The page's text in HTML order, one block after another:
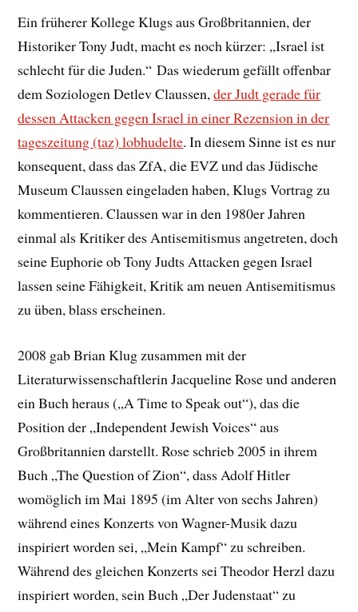
Ein früherer Kollege Klugs aus Großbritannien, der
Historiker Tony Judt, macht es noch kürzer: „Israel ist
schlecht für die Juden.“ Das wiederum gefällt offenbar
dem Soziologen Detlev Claussen,der Judt gerade für
dessen Attacken gegen Israel in einer Rezension in der
tageszeitung (taz) lobhudelte. In diesem Sinne ist es nur
konsequent, dass das ZfA, die EVZ und das Jüdische
Museum Claussen eingeladen haben, Klugs Vortrag zu
kommentieren. Claussen war in den 1980er Jahren
einmal als Kritiker des Antisemitismus angetreten, doch
seine Euphorie ob Tony Judts Attacken gegen Israel
lassen seine Fähigkeit, Kritik am neuen Antisemitismus
zu üben, blass erscheinen.
2008 gab Brian Klug zusammen mit der
Literaturwissenschaftlerin Jacqueline Rose und anderen
ein Buch heraus („A Time to Speak out“), das die
Position der „Independent Jewish Voices“ aus
Großbritannien darstellt. Rose schrieb 2005 in ihrem
Buch „The Question of Zion“, dass Adolf Hitler
womöglich im Mai 1895 (im Alter von sechs Jahren)
während eines Konzerts von Wagner-Musik dazu
inspiriert worden sei, „Mein Kampf“ zu schreiben.
Während des gleichen Konzerts sei Theodor Herzl dazu
inspiriert worden, sein Buch „Der Judenstaat“ zu